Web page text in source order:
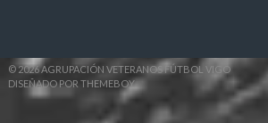
© 2026 AGRUPACIÓN VETERANOS FÚTBOL VIGO
DISEÑADO POR THEMEBOY